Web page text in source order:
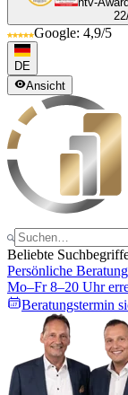
Google: 4,9/5
DE
Ansicht
Beliebte
Persönliche Beratung
Mo–Fr 8–20 Uhr
Beratungstermin